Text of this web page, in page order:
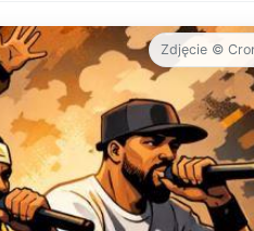
Zdjęcie ©